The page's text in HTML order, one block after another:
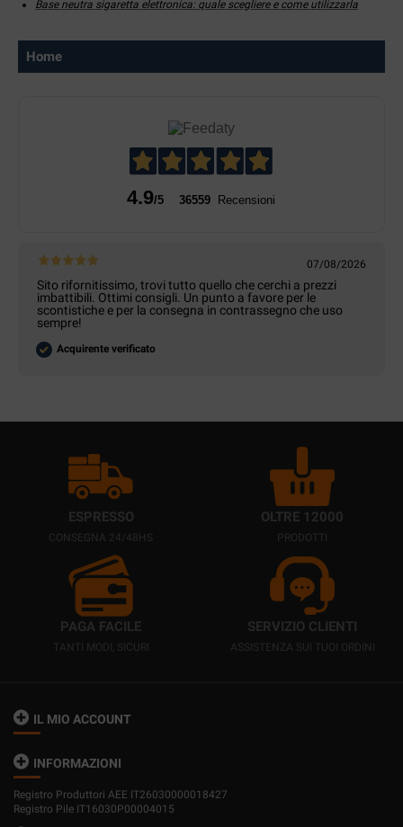
Base neutra sigaretta elettronica: quale scegliere e come utilizzarla
Home
4.9/5 36559 Recensioni
07/08/2026
Sito rifornitissimo, trovi tutto quello che cerchi a prezzi
imbattibili. Ottimi consigli. Un punto a favore per le
scontistiche e per la consegna in contrassegno che uso
sempre!
Acquirente verificato
ESPRESSO
CONSEGNA 24/48HS
OLTRE 12000
PRODOTTI
PAGA FACILE
TANTI MODI, SICURI
SERVIZIO CLIENTI
ASSISTENZA SUI TUOI ORDINI
IL MIO ACCOUNT
INFORMAZIONI
Registro Produttori AEE IT26030000018427
Registro Pile IT16030P00004015